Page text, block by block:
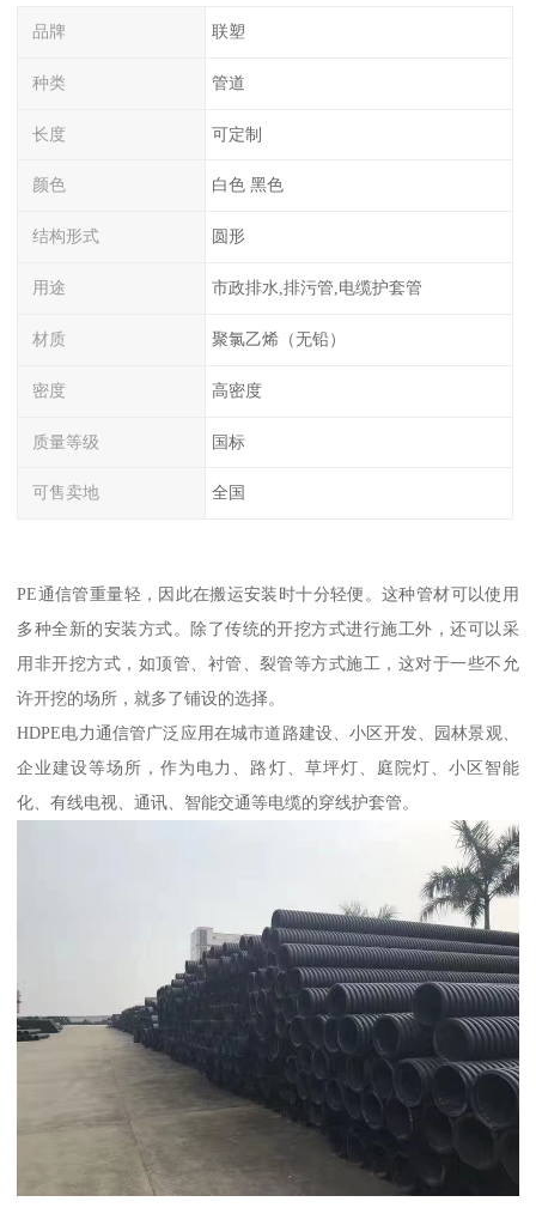
品牌 联塑
种类 管道
长度 可定制
颜色 白色 黑色
结构形式 圆形
用途 市政排水,排污管,电缆护套管
材质 聚氯乙烯（无铅）
密度 高密度
质量等级 国标
可售卖地 全国
PE通信管重量轻，因此在搬运安装时十分轻便。这种管材可以使用
多种全新的安装方式。除了传统的开挖方式进行施工外，还可以采
用非开挖方式，如顶管、衬管、裂管等方式施工，这对于一些不允
许开挖的场所，就多了铺设的选择。
HDPE电力通信管广泛应用在城市道路建设、小区开发、园林景观、
企业建设等场所，作为电力、路灯、草坪灯、庭院灯、小区智能
化、有线电视、通讯、智能交通等电缆的穿线护套管。